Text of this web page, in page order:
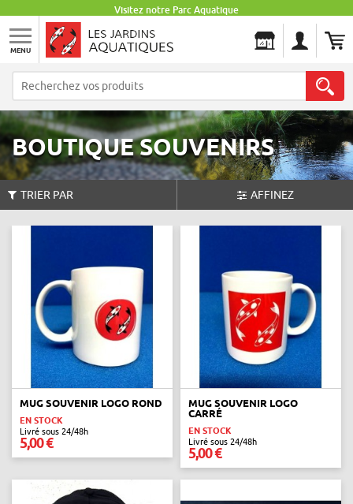
Visitez notre Parc Aquatique
MENU
BOUTIQUE SOUVENIRS
TRIER PAR AFFINEZ
MUG SOUVENIR LOGO ROND
EN STOCK
Livré sous 24/48h
5,00 €
MUG SOUVENIR LOGO
CARRÉ
EN STOCK
Livré sous 24/48h
5,00 €